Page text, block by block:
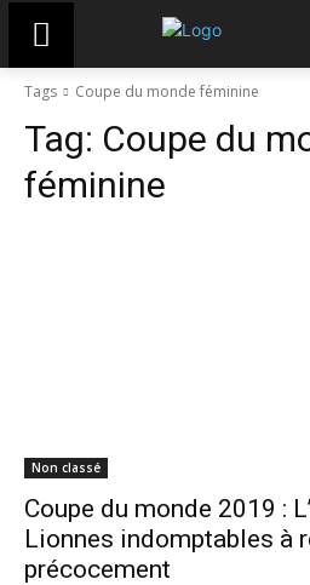
Tags Coupe du monde féminine
Tag: Coupe du
féminine
Non classé
Coupe du monde 2019 :
Lionnes indomptables à
précocement